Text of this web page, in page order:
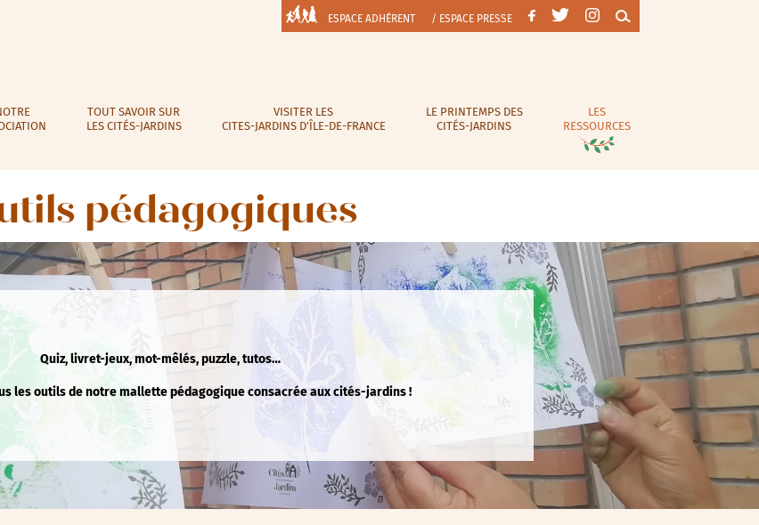
ESPACE ADHÉRENT / ESPACE PRESSE
TOUT SAVOIR SUR
LES CITÉS-JARDINS
VISITER LES
CITES-JARDINS D’ÎLE-DE-FRANCE
LE PRINTEMPS DES
CITÉS-JARDINS
LES
RESSOURCES
pédagogiques
Quiz, livret-jeux, mot-mêlés, puzzle, tutos…
les outils de notre mallette pédagogique consacrée aux cités-jardins !